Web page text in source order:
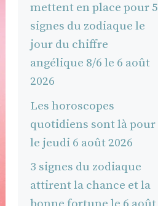
mettent en place pour 5
signes du zodiaque le
jour du chiffre
angélique 8/6 le 6 août
2026
Les horoscopes
quotidiens sont là pour
le jeudi 6 août 2026
3 signes du zodiaque
attirent la chance et la